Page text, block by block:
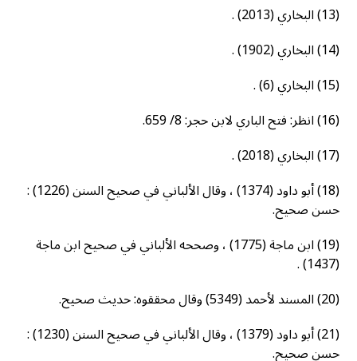
(13) البخاري (2013) .
(14) البخاري (1902) .
(15) البخاري (6) .
(16) انظر: فتح الباري لابن حجر: 8/ 659.
(17) البخاري (2018) .
(18) أبو داود (1374) ، وقال الألباني في صحيح السنن (1226) :
حسن صحيح.
(19) ابن ماجة (1775) ، وصححه الألباني في صحيح ابن ماجة
(1437) .
(20) المسند لأحمد (5349) وقال محققوه: حديث صحيح.
(21) أبو داود (1379) ، وقال الألباني في صحيح السنن (1230) :
حسن صحيح.